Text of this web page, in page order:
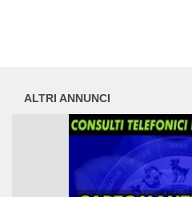
ALTRI ANNUNCI